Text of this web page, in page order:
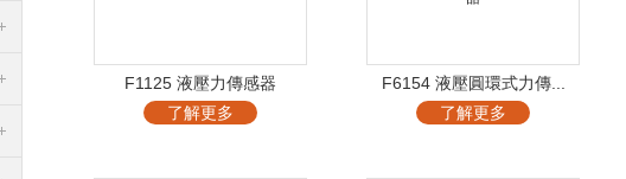
F1125 液壓力傳感器
了解更多
F6154 液壓圓環式力傳...
了解更多